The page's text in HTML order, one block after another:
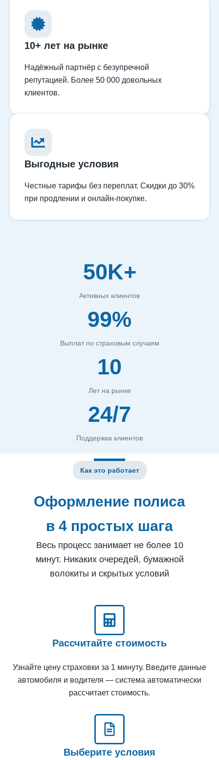
10+ лет на рынке
Надёжный партнёр с безупречной
репутацией. Более 50 000 довольных
клиентов.
Выгодные условия
Честные тарифы без переплат. Скидки до 30%
при продлении и онлайн-покупке.
50K+
Активных клиентов
99%
Выплат по страховым случаям
10
Лет на рынке
24/7
Поддержка клиентов
Как это работает
Оформление полиса
в 4 простых шага
Весь процесс занимает не более 10
минут. Никаких очередей, бумажной
волокиты и скрытых условий
Рассчитайте стоимость
Узнайте цену страховки за 1 минуту. Введите данные
автомобиля и водителя — система автоматически
рассчитает стоимость.
Выберите условия